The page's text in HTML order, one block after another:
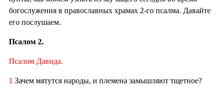
богослужения в православных храмах 2-го псалма. Давайте
его послушаем.
Псалом 2.
Псалом Давида.
1 Зачем мятутся народы, и племена замышляют тщетное?